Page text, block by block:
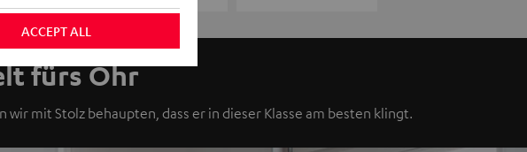
fürs Ohr
mit Stolz behaupten, dass er in dieser Klasse am besten klingt.
ACCEPT ALL